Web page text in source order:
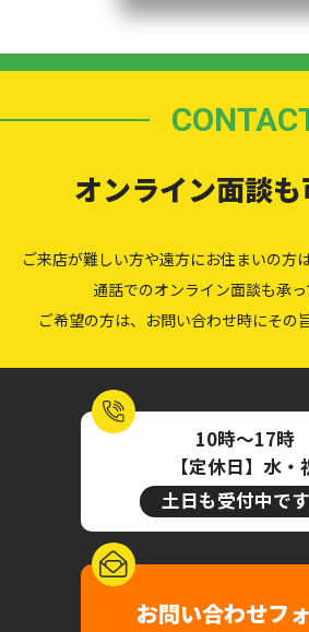
オンライン面談
ご来店が難しい方や遠方にお住まいの方
通話でのオンライン面談も承っ
ご希望の方は、お問い合わせ時にその
10時～17時
【定休日】水・
土日も受付中です
お問い合わせフ